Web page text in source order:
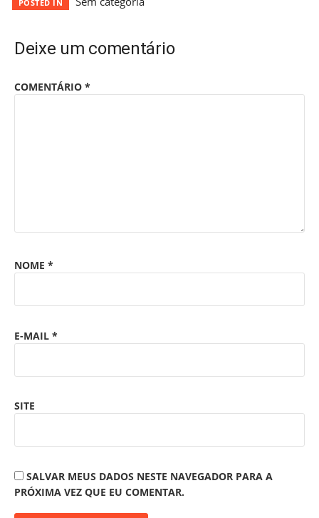
POSTED IN
Deixe um comentário
COMENTÁRIO *
NOME *
E-MAIL *
SITE
SALVAR MEUS DADOS NESTE NAVEGADOR PARA A
PRÓXIMA VEZ QUE EU COMENTAR.